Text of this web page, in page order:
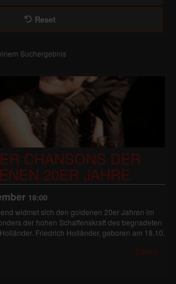
Reset
Suchergebnis
CHANSONS DER
20ER JAHRE
18:00
widmet sich den goldenen 20er Jahren im
der hohen Schaffenskraft des begnadeten
Friedrich Holländer, geboren am 18.10.
Details